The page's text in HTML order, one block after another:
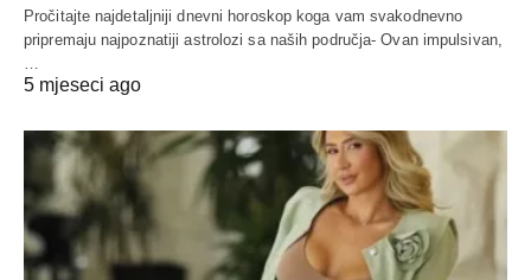
Pročitajte najdetaljniji dnevni horoskop koga vam svakodnevno
pripremaju najpoznatiji astrolozi sa naših područja- Ovan impulsivan,
5 mjeseci ago